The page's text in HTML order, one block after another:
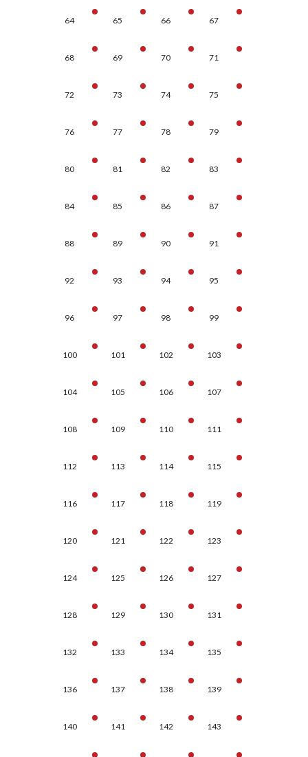
64 65 66 67
68 69 70 71
72 73 74 75
76 77 78 79
80 81 82 83
84 85 86 87
88 89 90 91
92 93 94 95
96 97 98 99
100 101 102 103
104 105 106 107
108 109 110 111
112 113 114 115
116 117 118 119
120 121 122 123
124 125 126 127
128 129 130 131
132 133 134 135
136 137 138 139
140 141 142 143